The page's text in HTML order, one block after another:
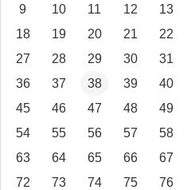
9
10 11 12 13
18
19 20 21 22
27
28 29 30 31
36
37 38 39 40
45
46 47 48 49
54
55 56 57 58
63
64 65 66 67
72
73 74 75 76